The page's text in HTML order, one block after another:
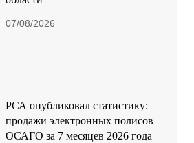
07/08/2026
РСА опубликовал статистику:
продажи электронных полисов
ОСАГО за 7 месяцев 2026 года